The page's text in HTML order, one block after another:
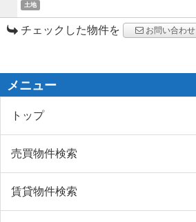
土地
チェックした物件を お問い合わせ
メニュー
トップ
売買物件検索
賃貸物件検索